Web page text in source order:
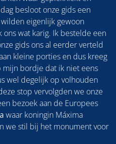
besloot onze gids een
wilden eigenlijk gewoon
wat karig. Ik bestelde een
gids ons al eerder verteld
kleine porties en dus kreeg
mijn bordje dat ik niet eens
wel degelijk op volhouden
stop vervolgden we onze
bezoek aan de Europees
waar koningin Máxima
we stil bij het monument voor